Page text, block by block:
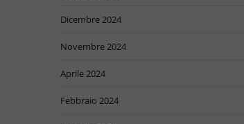
Dicembre 2024
Novembre 2024
Aprile 2024
Febbraio 2024